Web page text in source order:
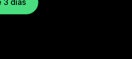
3 dias